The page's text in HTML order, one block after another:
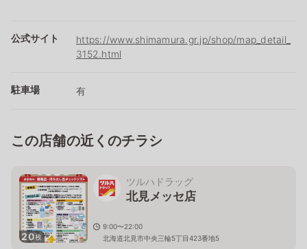
公式サイト
https://www.shimamura.gr.jp/shop/map_detail_
3152.html
駐車場 有
この店舗の近くのチラシ
20枚
ツルハドラッグ
北見メッセ店
9:00〜22:00
北海道北見市中央三輪5丁目423番地5